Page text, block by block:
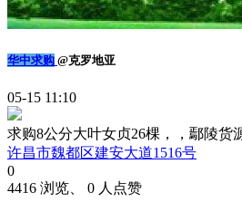
华中求购 @克罗地亚
05-15 11:10
求购8公分大叶女贞26棵，，鄢陵货
许昌市魏都区建安大道1516号
0
4416 浏览、 0 人点赞